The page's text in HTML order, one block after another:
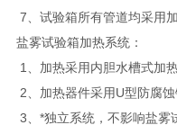
7、试验箱所有管道均采用
盐雾试验箱加热系统：
1、加热采用内胆水槽式加
2、加热器件采用U型防腐蚀
3、*独立系统，不影响盐雾